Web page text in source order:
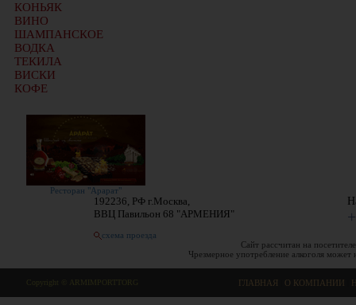
КОНЬЯК
ВИНО
ШАМПАНСКОЕ
ВОДКА
ТЕКИЛА
ВИСКИ
КОФЕ
Ресторан "Арарат"
192236, РФ г.Москва,
ВВЦ Павильон 68 "АРМЕНИЯ"
схема проезда
Сайт рассчитан на
Чрезмерное употребление алкоголя
Copyright © ARMIMPORTTORG ГЛАВНАЯ О КОМПАНИИ